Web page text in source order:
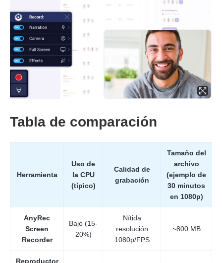
Tabla de comparación
Herramienta
Uso de
la CPU
(típico)
Calidad de
grabación
Tamaño del
archivo
(ejemplo de
30 minutos
en 1080p)
AnyRec
Screen
Recorder
Bajo (15-
20%)
Nítida
resolución
1080p/FPS
~800 MB
Reproductor